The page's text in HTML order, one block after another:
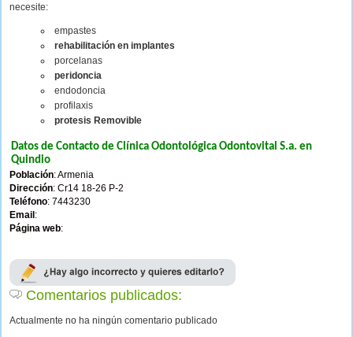
necesite:
empastes
rehabilitación en implantes
porcelanas
peridoncia
endodoncia
profilaxis
protesis Removible
Datos de Contacto de Clínica Odontológica Odontovital S.a. en
Quindio
Población: Armenia
Dirección: Cr14 18-26 P-2
Teléfono: 7443230
Email :
Página web:
Comentarios publicados:
Actualmente no ha ningún comentario publicado